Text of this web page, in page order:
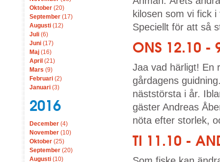
Oktober (20)
September (17)
Augusti (12)
Juli (6)
Juni (17)
Maj (16)
April (21)
Mars (9)
Februari (2)
Januari (3)
2016
December (4)
November (10)
Oktober (25)
September (20)
Augusti (10)
kilosen som vi fick
Speciellt för att så
ONS 12.10 -
Jaa vad härligt! En
gårdagens
näststörsta i år.
gäster Andreas
nöta efter storlek,
TI 11.10 -